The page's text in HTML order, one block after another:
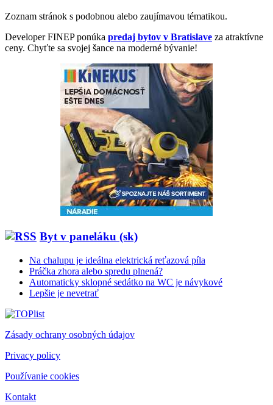
Zoznam stránok s podobnou alebo zaujímavou tématikou.
Developer FINEP ponúka predaj bytov v Bratislave za atraktívne
ceny. Chyťte sa svojej šance na moderné bývanie!
Byt v paneláku (sk)
Na chalupu je ideálna elektrická reťazová píla
Práčka zhora alebo spredu plnená?
Automaticky sklopné sedátko na WC je návykové
Lepšie je nevetrať
Zásady ochrany osobných údajov
Privacy policy
Používanie cookies
Kontakt